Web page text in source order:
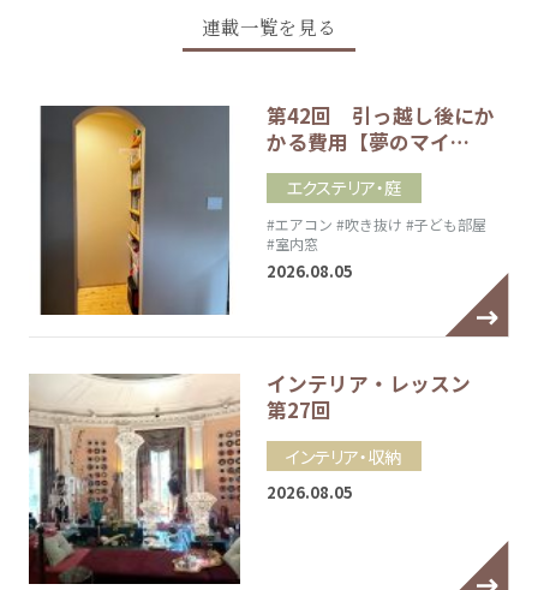
連載一覧を見る
第42回 引っ越し後にか
かる費用【夢のマイ…
エクステリア・庭
#エアコン #吹き抜け #子ども部屋
#室内窓
2026.08.05
インテリア・レッスン
第27回
インテリア・収納
2026.08.05